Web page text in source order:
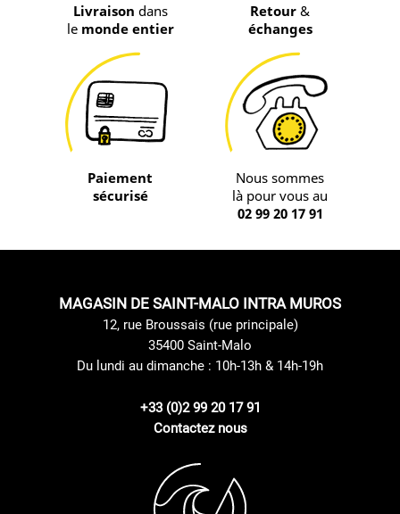
Livraison dans
lemonde entier
Retour &
échanges
Paiement
sécurisé
Nous sommes
là pour vous au
02 99 20 17 91
MAGASIN DE SAINT-MALO INTRA MUROS
12, rue Broussais (rue principale)
35400 Saint-Malo
Du lundi au dimanche : 10h-13h & 14h-19h
+33 (0)2 99 20 17 91
Contactez nous